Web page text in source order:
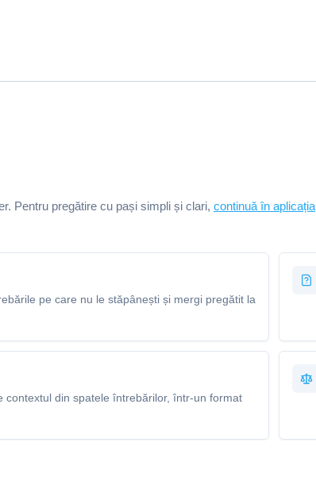
Pentru pregătire cu pași simpli și clari, continuă în aplicația
pe care nu le stăpânești și mergi pregătit la
din spatele întrebărilor, într-un format